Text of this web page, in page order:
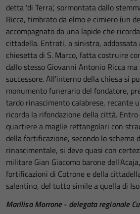
detta 'di Terra', sormontata dallo
Ricca, timbrato da elmo e cimiero (un
accompagnato da una lapide che
cittadella. Entrati, a sinistra,
chiesetta di S. Marco, fatta costruire
dallo stesso Giovanni Antonio Ricca
successore. All'interno della chiesa si
monumento funerario del fondatore,
tardo rinascimento calabrese, recante
ricorda la rifondazione della città.
quartiere a maglie rettangolari con
della fortificazione, secondo lo schema
rinascimentale, si deve quasi con
militare Gian Giacomo barone
fortificazioni di Cotrone e della
salentino, del tutto simile a quella di
Marilisa Morrone - delegata regionale